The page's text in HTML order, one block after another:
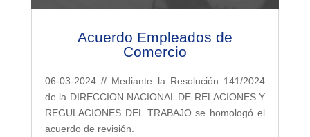
Acuerdo Empleados de
Comercio
06-03-2024 // Mediante la Resolución 141/2024
de la DIRECCION NACIONAL DE RELACIONES Y
REGULACIONES DEL TRABAJO se homologó el
acuerdo de revisión.